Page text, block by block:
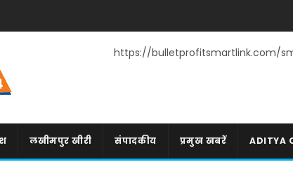
https://bulletprofitsmartlink.com/
लखीमपुर खीरी संपादकीय प्रमुख खबरें ADITYA